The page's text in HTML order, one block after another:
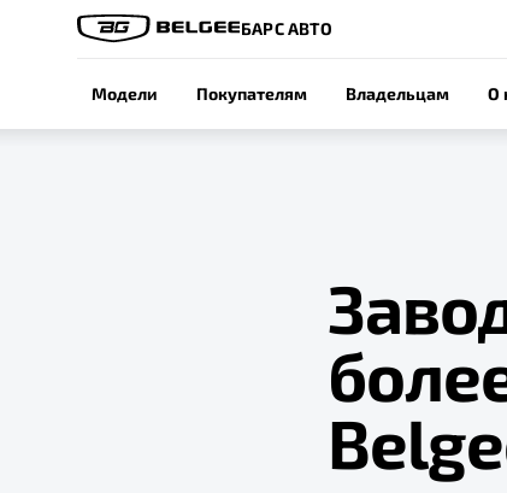
БАРС АВТО
Модели Покупателям Владельцам О